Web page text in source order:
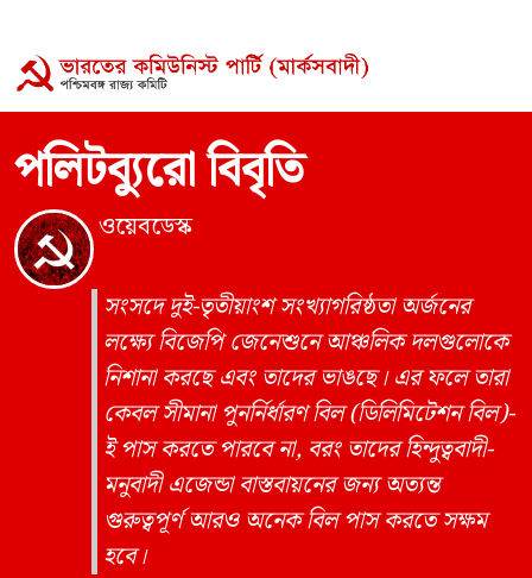
পলিটব্যুরো বিবৃতি
ওয়েবডেস্ক
সংসদে দুই-তৃতীয়াংশ সংখ্যাগরিষ্ঠতা অর্জনের
লক্ষ্যে বিজেপি জেনেশুনে আঞ্চলিক দলগুলোকে
নিশানা করছে এবং তাদের ভাঙছে। এর ফলে তারা
কেবল সীমানা পুনর্নির্ধারণ বিল (ডিলিমিটেশন বিল)-
ই পাস করতে পারবে না, বরং তাদের হিন্দুত্ববাদী-
মনুবাদী এজেন্ডা বাস্তবায়নের জন্য অত্যন্ত
গুরুত্বপূর্ণ আরও অনেক বিল পাস করতে সক্ষম
হবে।